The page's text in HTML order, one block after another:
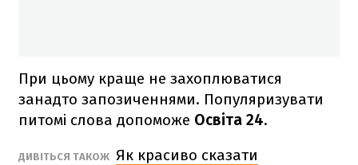
При цьому краще не захоплюватися
занадто запозиченнями. Популяризувати
питомі слова допоможе Освіта 24.
ДИВІТЬСЯ ТАКОЖ Як красиво сказати